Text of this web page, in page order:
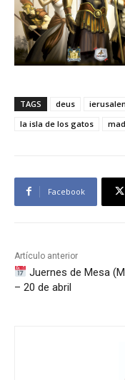
TAGS deus
la isla de los gatos
Facebook
Artículo anterior
Juernes de Mesa
– 20 de abril